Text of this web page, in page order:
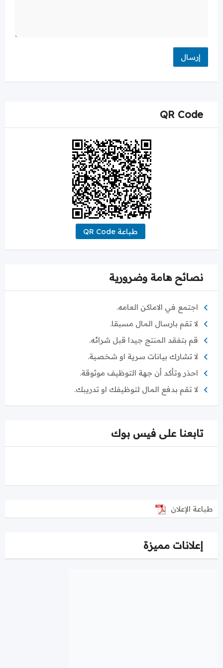
QR Code
طباعة QR Code
نصائح هامة وضرورية
اجتمع في الاماكن العامه.
لا تقم بارسال المال مسبقا.
قم بتفقد المنتج جيدا قبل شرائه.
لا تشارك بيانات سرية او شخصية.
احذر وتأكد أن جهة التوظيف موثوقة.
لا تقم بدفع المال لتوظيفك او تدريبك.
تابعنا على فيس بوك
طباعة الإعلان
إعلانات مميزة